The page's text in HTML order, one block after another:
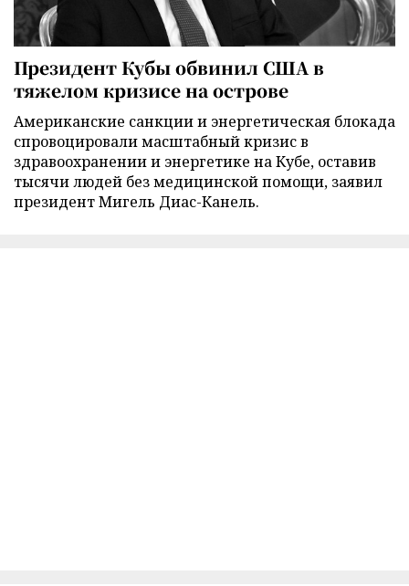
Президент Кубы обвинил США в
тяжелом кризисе на острове
Американские санкции и энергетическая блокада
спровоцировали масштабный кризис в
здравоохранении и энергетике на Кубе, оставив
тысячи людей без медицинской помощи, заявил
президент Мигель Диас-Канель.